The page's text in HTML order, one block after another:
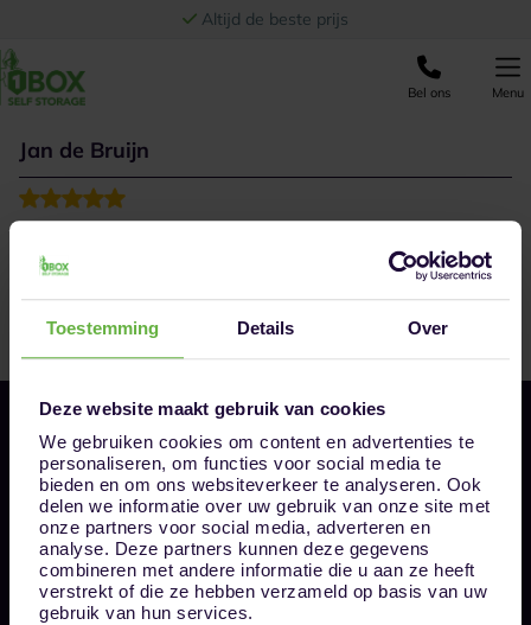
Toestemming Details Over
Deze website maakt gebruik van cookies
We gebruiken cookies om content en advertenties te
personaliseren, om functies voor social media te
bieden en om ons websiteverkeer te analyseren. Ook
delen we informatie over uw gebruik van onze site met
onze partners voor social media, adverteren en
analyse. Deze partners kunnen deze gegevens
combineren met andere informatie die u aan ze heeft
verstrekt of die ze hebben verzameld op basis van uw
gebruik van hun services.
Altijd de beste prijs
Bel ons Menu
Jan de Bruijn
Bel ons op 085 - 0161611
info@1box.nl
Volg ons